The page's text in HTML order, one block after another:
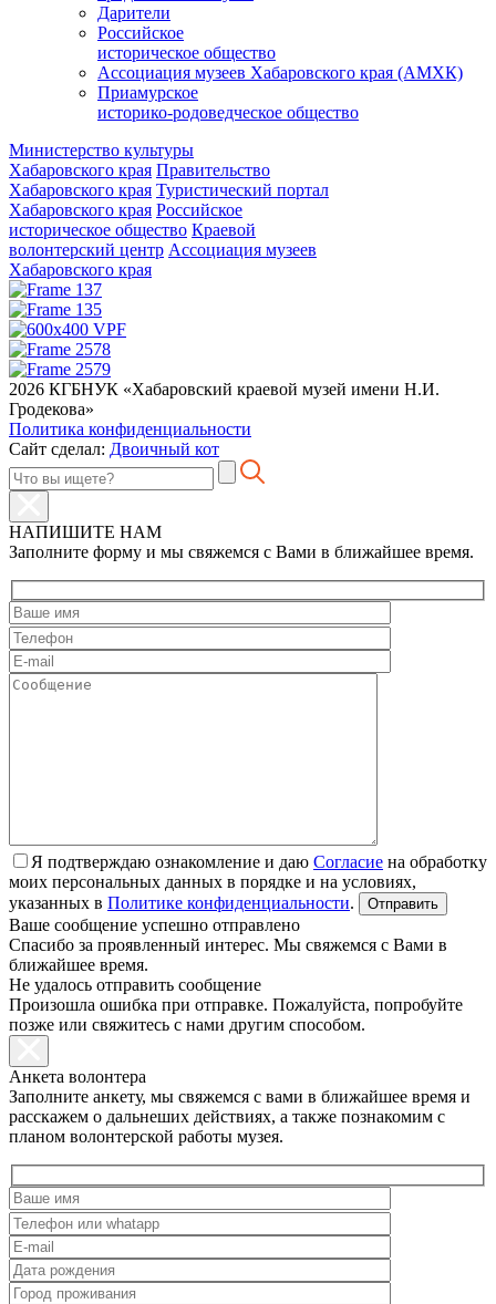
Дарители
Российское
историческое общество
Ассоциация музеев Хабаровского края (АМХК)
Приамурское
историко-родоведческое общество
Министерство культуры
Хабаровского края Правительство
Хабаровского края Туристический портал
Хабаровского края Российское
историческое общество Краевой
волонтерский центр Ассоциация музеев
Хабаровского края
2026 КГБНУК «Хабаровский краевой музей имени Н.И.
Гродекова»
Политика конфиденциальности
Сайт сделал: Двоичный кот
НАПИШИТЕ НАМ
Заполните форму и мы свяжемся с Вами в ближайшее время.
Я подтверждаю ознакомление и даю Согласие на обработку
моих персональных данных в порядке и на условиях,
указанных в Политике конфиденциальности.
Ваше сообщение успешно отправлено
Спасибо за проявленный интерес. Мы свяжемся с Вами в
ближайшее время.
Не удалось отправить сообщение
Произошла ошибка при отправке. Пожалуйста, попробуйте
позже или свяжитесь с нами другим способом.
Анкета волонтера
Заполните анкету, мы свяжемся с вами в ближайшее время и
расскажем о дальнеших действиях, а также познакомим с
планом волонтерской работы музея.